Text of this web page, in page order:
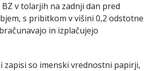
v tolarjih na zadnji dan pred
s pribitkom v višini 0,2 odstotne
in izplačujejo
zapisi so imenski vrednostni papirji,